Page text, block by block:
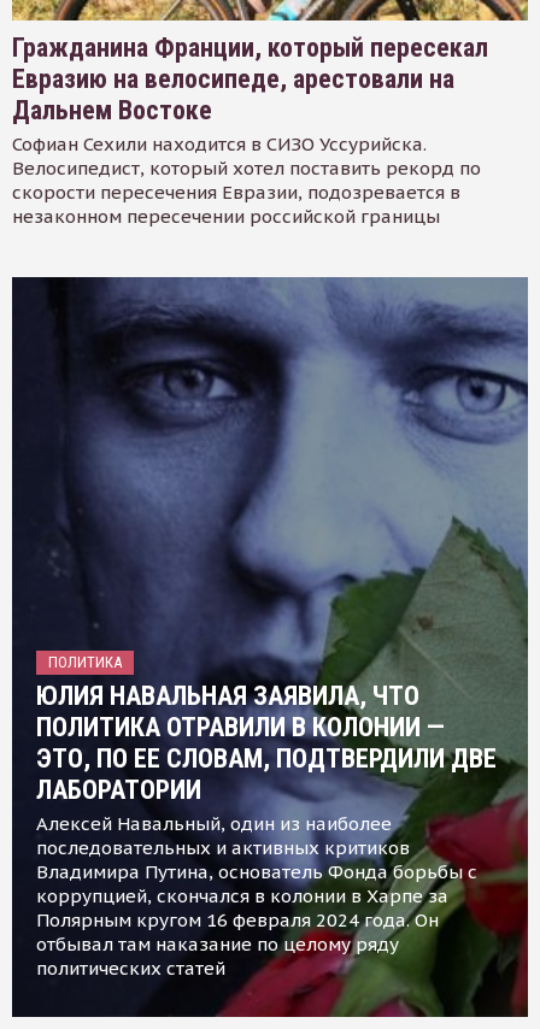
Гражданина Франции, который пересекал
Евразию на велосипеде, арестовали на
Дальнем Востоке
Софиан Сехили находится в СИЗО Уссурийска.
Велосипедист, который хотел поставить рекорд по
скорости пересечения Евразии, подозревается в
незаконном пересечении российской границы
ПОЛИТИКА
ЮЛИЯ НАВАЛЬНАЯ ЗАЯВИЛА, ЧТО
ПОЛИТИКА ОТРАВИЛИ В КОЛОНИИ —
ЭТО, ПО ЕЕ СЛОВАМ, ПОДТВЕРДИЛИ ДВЕ
ЛАБОРАТОРИИ
Алексей Навальный, один из наиболее
последовательных и активных критиков
Владимира Путина, основатель Фонда борьбы с
коррупцией, скончался в колонии в Харпе за
Полярным кругом 16 февраля 2024 года. Он
отбывал там наказание по целому ряду
политических статей